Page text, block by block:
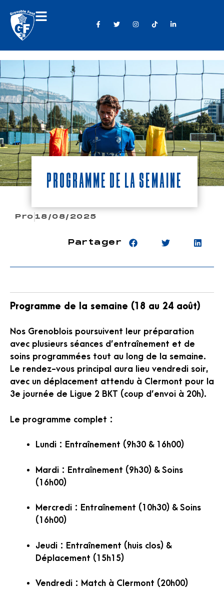
PROGRAMME DE LA SEMAINE
Pro 18/08/2025
Partager
Programme de la semaine (18 au 24 août)
Nos Grenoblois poursuivent leur préparation
avec plusieurs séances d’entraînement et de
soins programmées tout au long de la semaine.
Le rendez-vous principal aura lieu vendredi soir,
avec un déplacement attendu à Clermont pour la
3e journée de Ligue 2 BKT (coup d’envoi à 20h).
Le programme complet :
Lundi : Entraînement (9h30 & 16h00)
Mardi : Entraînement (9h30) & Soins
(16h00)
Mercredi : Entraînement (10h30) & Soins
(16h00)
Jeudi : Entraînement (huis clos) &
Déplacement (15h15)
Vendredi : Match à Clermont (20h00)